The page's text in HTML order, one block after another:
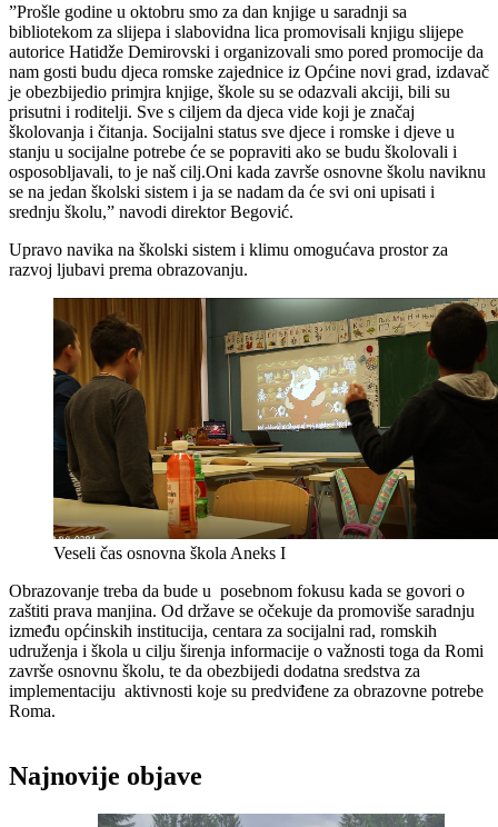
”Prošle godine u oktobru smo za dan knjige u saradnji sa
bibliotekom za slijepa i slabovidna lica promovisali knjigu slijepe
autorice Hatidže Demirovski i organizovali smo pored promocije da
nam gosti budu djeca romske zajednice iz Općine novi grad, izdavač
je obezbijedio primjra knjige, škole su se odazvali akciji, bili su
prisutni i roditelji. Sve s ciljem da djeca vide koji je značaj
školovanja i čitanja. Socijalni status sve djece i romske i djeve u
stanju u socijalne potrebe će se popraviti ako se budu školovali i
osposobljavali, to je naš cilj.Oni kada završe osnovne školu naviknu
se na jedan školski sistem i ja se nadam da će svi oni upisati i
srednju školu,” navodi direktor Begović.
Upravo navika na školski sistem i klimu omogućava prostor za
razvoj ljubavi prema obrazovanju.
Veseli čas osnovna škola Aneks I
Obrazovanje treba da bude u posebnom fokusu kada se govori o
zaštiti prava manjina. Od države se očekuje da promoviše saradnju
između općinskih institucija, centara za socijalni rad, romskih
udruženja i škola u cilju širenja informacije o važnosti toga da Romi
završe osnovnu školu, te da obezbijedi dodatna sredstva za
implementaciju aktivnosti koje su predviđene za obrazovne potrebe
Roma.
Najnovije objave